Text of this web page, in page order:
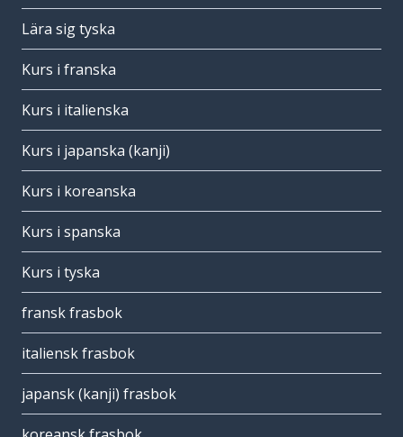
Lära sig tyska
Kurs i franska
Kurs i italienska
Kurs i japanska (kanji)
Kurs i koreanska
Kurs i spanska
Kurs i tyska
fransk frasbok
italiensk frasbok
japansk (kanji) frasbok